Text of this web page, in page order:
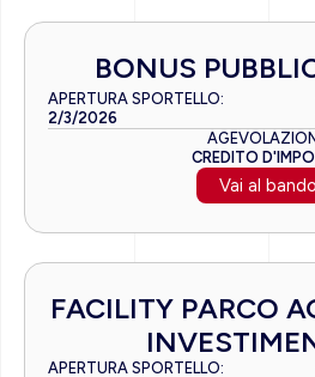
BONUS
APERTURA SPORTELLO:
2/3/2026
CREDITO
Vai al bando
FACILITY PARCO
APERTURA SPORTELLO: